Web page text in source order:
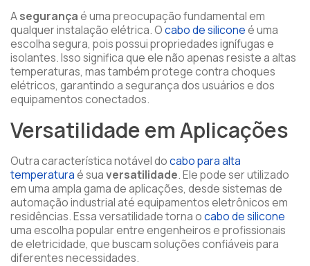
Asegurançaé uma preocupação fundamental em
qualquer instalação elétrica. Ocabo de siliconeé uma
escolha segura, pois possui propriedades ignífugas e
isolantes. Isso significa que ele não apenas resiste a altas
temperaturas, mas também protege contra choques
elétricos, garantindo a segurança dos usuários e dos
equipamentos conectados.
Versatilidade em Aplicações
Outra característica notável docabo para alta
temperaturaé suaversatilidade. Ele pode ser utilizado
em uma ampla gama de aplicações, desde sistemas de
automação industrial até equipamentos eletrônicos em
residências. Essa versatilidade torna ocabo de silicone
uma escolha popular entre engenheiros e profissionais
de eletricidade, que buscam soluções confiáveis para
diferentes necessidades.